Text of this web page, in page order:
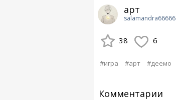
арт
salamandra66666
38 6
#игра #арт #деемо
Комментарии